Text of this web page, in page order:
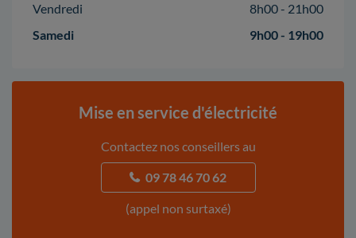
Vendredi
8h00 - 21h00
Samedi
9h00 - 19h00
Mise en service d'électricité
Contactez nos conseillers au
09 78 46 70 62
(appel non surtaxé)